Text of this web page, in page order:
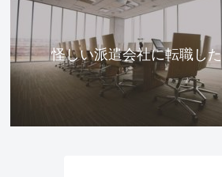
怪しい派遣会社に転職した